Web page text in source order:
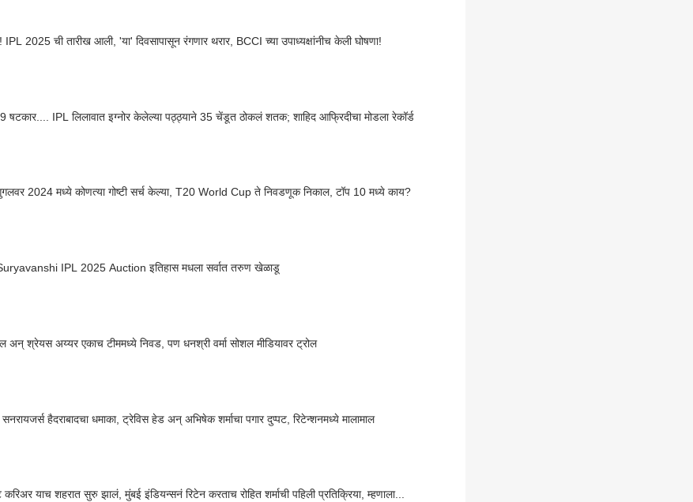
2025 ची तारीख आली, 'या' दिवसापासून रंगणार थरार, BCCI च्या उपाध्यक्षांनीच केली घोषणा!
षटकार.... IPL लिलावात इग्नोर केलेल्या पठ्ठ्याने 35 चेंडूत ठोकलं शतक; शाहिद आफ्रिदीचा मोडला रेकॉर्ड
गुगलवर 2024 मध्ये कोणत्या गोष्टी सर्च केल्या, T20 World Cup ते निवडणूक निकाल, टॉप 10 मध्ये काय?
IPL 2025 Auction इतिहास मधला सर्वात तरुण खेळाडू
श्रेयस अय्यर एकाच टीममध्ये निवड, पण धनश्री वर्मा सोशल मीडियावर ट्रोल
सनरायजर्स हैदराबादचा धमाका, ट्रेविस हेड अन् अभिषेक शर्माचा पगार दुप्पट, रिटेन्शनमध्ये मालामाल
याच शहरात सुरु झालं, मुंबई इंडियन्सनं रिटेन करताच रोहित शर्माची पहिली प्रतिक्रिया, म्हणाला...